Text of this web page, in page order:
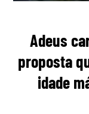
Adeus
proposta
idade